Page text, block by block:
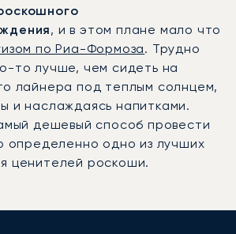
, и в этом плане мало что
по Риа-Формоза. Трудно
то лучше, чем сидеть на
лайнера под теплым солнцем,
и наслаждаясь напитками.
дешевый способ провести
определенно одно из лучших
ценителей роскоши.